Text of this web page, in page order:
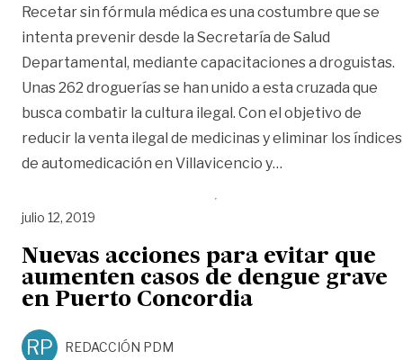
Recetar sin fórmula médica es una costumbre que se
intenta prevenir desde la Secretaría de Salud
Departamental, mediante capacitaciones a droguistas.
Unas 262 droguerías se han unido a esta cruzada que
busca combatir la cultura ilegal. Con el objetivo de
reducir la venta ilegal de medicinas y eliminar los índices
de automedicación en Villavicencio y…
julio 12, 2019
Nuevas acciones para evitar que
aumenten casos de dengue grave
en Puerto Concordia
RP REDACCIÓN PDM